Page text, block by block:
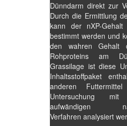
Dünndarm direkt zur
Durch die Ermittlung
kann der nXP-
bestimmt werden und
den wahren Gehalt
Rohproteins am
Grassilage ist diese
Inhaltsstoffpaket
anderen
Untersuchung
aufwändigen
Verfahren analysiert